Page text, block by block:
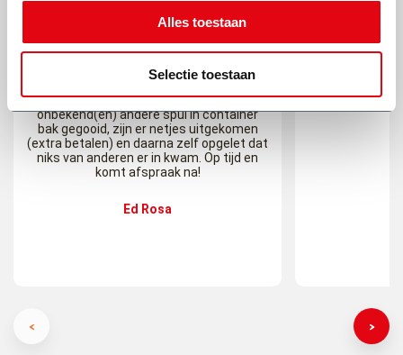
Alles toestaan
Selectie toestaan
ervaring. Eerste keer werd er door
onbekend(en) andere spul in container
bak gegooid, zijn er netjes uitgekomen
(extra betalen) en daarna zelf opgelet dat
niks van anderen er in kwam. Op tijd en
komt afspraak na!
Ed Rosa
iets te